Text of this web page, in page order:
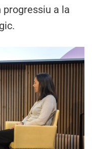
a la